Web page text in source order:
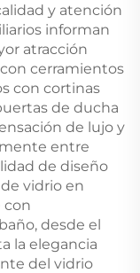
y atención
informan
atracción
cerramientos
con cortinas
de ducha
de lujo y
entre
de diseño
vidrio en
con
desde el
la elegancia
del vidrio